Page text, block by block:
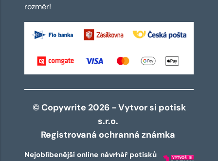
rozměr!
© Copywrite 2026 - Vytvor si potisk
s.r.o.
Registrovaná ochranná známka
Nejoblíbenější online návrhář potisků